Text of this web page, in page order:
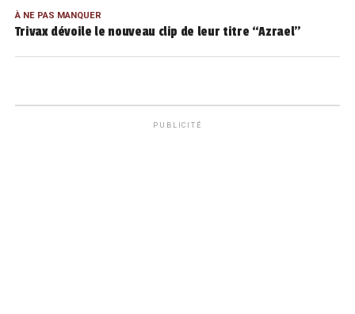
À NE PAS MANQUER
Trivax dévoile le nouveau clip de leur titre “Azrael”
PUBLICITÉ